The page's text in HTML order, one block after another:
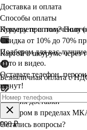
Доставка и оплата
Способы оплаты
Курьеру при получении
Картой в шоуруме через
Безналичная оплата с
Условия доставки
Курьером в пределах
900 ₽
Покупаете оптом?
Скидка от 10% до 70%
Подберем для вас
фото и видео.
Оставьте телефон,
минут!
Остались вопросы?